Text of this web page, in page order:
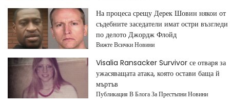
На процеса срещу Дерек Шовин някои от
съдебните заседатели имат остри възгледи
по делото Джордж Флойд
Вижте Всички Новини
Visalia Ransacker Survivor се отваря за
ужасяващата атака, която остави баща й
мъртъв
Публикация В Блога За Престъпни Новини